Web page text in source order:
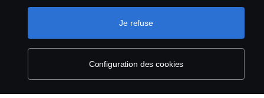
Contactez-nous
Configuration des cookies
Je refuse